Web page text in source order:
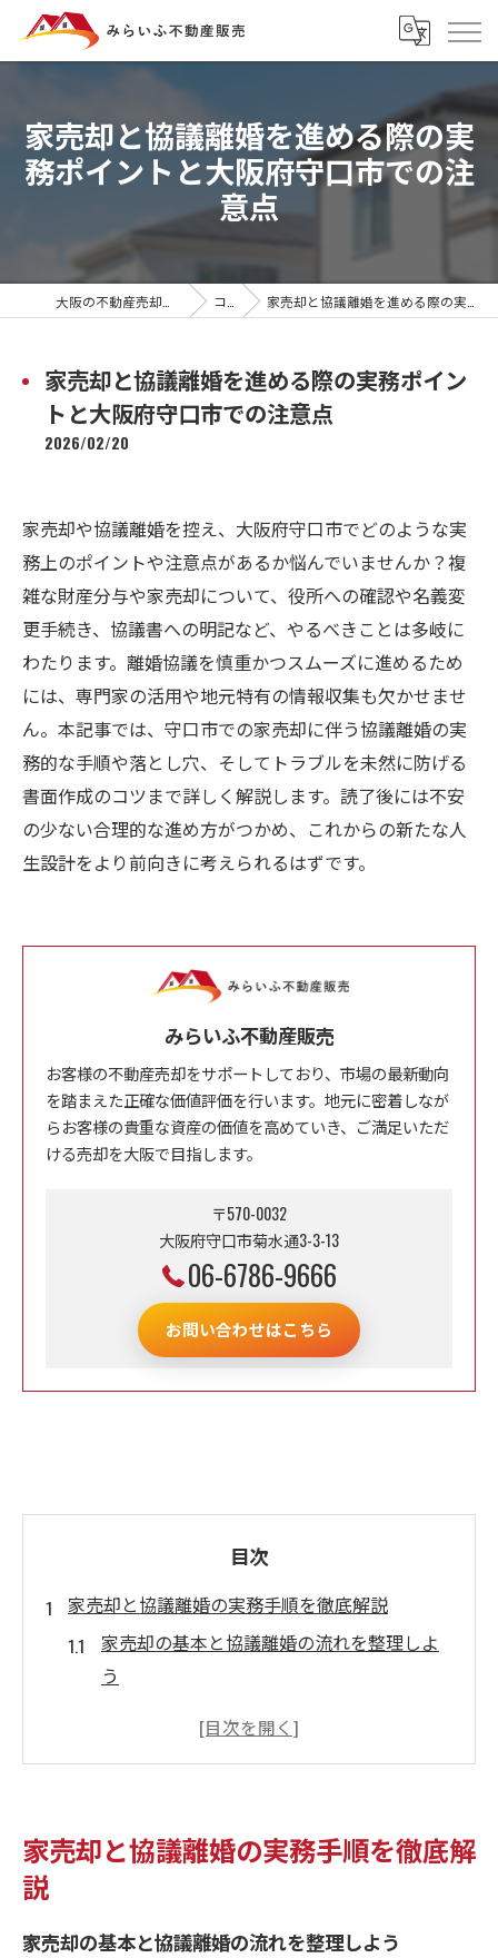
家売却と協議離婚を進める際の実
務ポイントと大阪府守口市での注
意点
コラム 家売却と協議離婚を進める際の実務ポイントと大阪府守口市での注意点
家売却と協議離婚を進める際の実務ポイン
トと大阪府守口市での注意点
2026/02/20
家売却や協議離婚を控え、大阪府守口市でどのような実
務上のポイントや注意点があるか悩んでいませんか？複
雑な財産分与や家売却について、役所への確認や名義変
更手続き、協議書への明記など、やるべきことは多岐に
わたります。離婚協議を慎重かつスムーズに進めるため
には、専門家の活用や地元特有の情報収集も欠かせませ
ん。本記事では、守口市での家売却に伴う協議離婚の実
務的な手順や落とし穴、そしてトラブルを未然に防げる
書面作成のコツまで詳しく解説します。読了後には不安
の少ない合理的な進め方がつかめ、これからの新たな人
生設計をより前向きに考えられるはずです。
みらいふ不動産販売
お客様の不動産売却をサポートしており、市場の最新動向
を踏まえた正確な価値評価を行います。地元に密着しなが
らお客様の貴重な資産の価値を高めていき、ご満足いただ
ける売却を大阪で目指します。
〒570-0032
大阪府守口市菊水通3-3-13
06-6786-9666
お問い合わせはこちら
目次
家売却と協議離婚の実務手順を徹底解説
家売却の基本と協議離婚の流れを整理しよ
う
協議離婚と家売却を同時進行する際の注意
協議離婚で家売却を進める最善の準備法
家売却益を公正に分ける財産分与の進め方
家売却と協議離婚の実務手順を徹底解
説
家売却の基本と協議離婚の流れを整理しよう